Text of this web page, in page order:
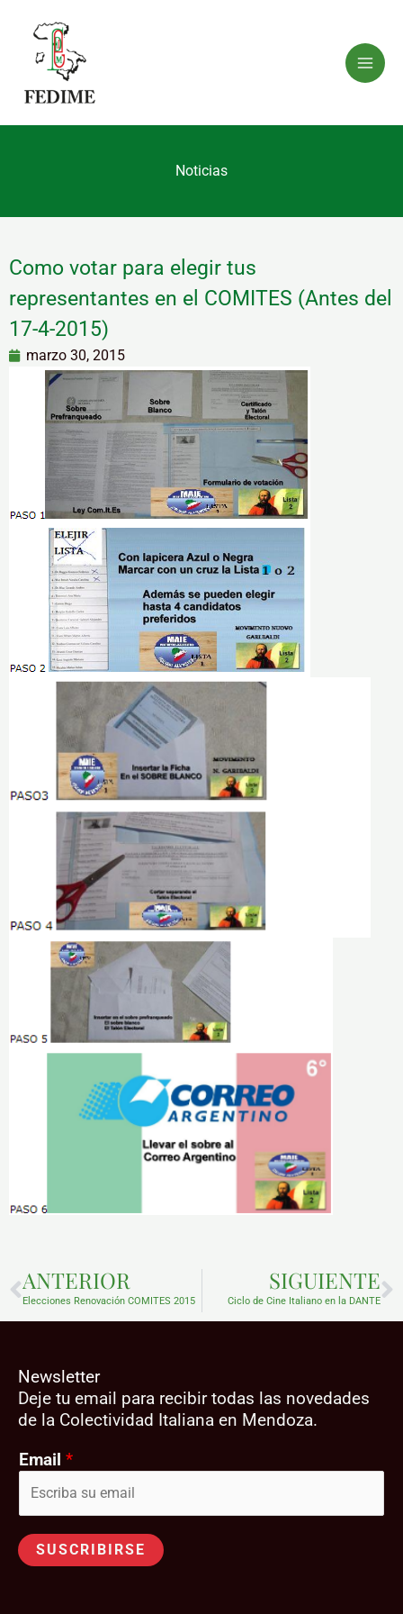
contenido
Noticias
Como votar para elegir tus
representantes en el COMITES (Antes del
17-4-2015)
marzo 30, 2015
ANTERIOR
Elecciones Renovación COMITES 2015
SIGUIENTE
Ciclo de Cine Italiano en la DANTE
Newsletter
Deje tu email para recibir todas las novedades
de la Colectividad Italiana en Mendoza.
Email *
SUSCRIBIRSE